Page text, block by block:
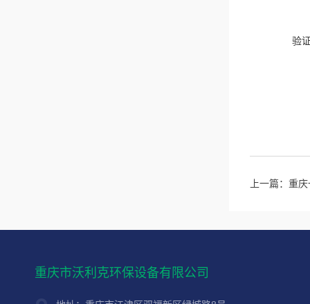
验
上一篇： 重庆
重庆市沃利克环保设备有限公司